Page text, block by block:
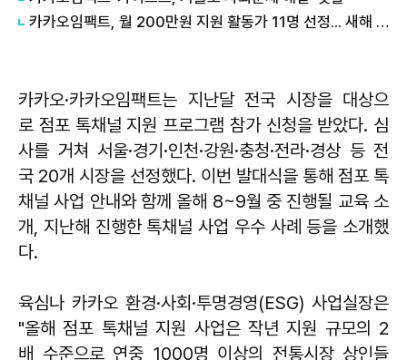
카카오임팩트, 월 200만원 지원 활동가 11명 선정... 새해 사회공헌 첫발
카카오·카카오임팩트는 지난달 전국 시장을 대상으
로 점포 톡채널 지원 프로그램 참가 신청을 받았다. 심
사를 거쳐 서울·경기·인천·강원·충청·전라·경상 등 전
국 20개 시장을 선정했다. 이번 발대식을 통해 점포 톡
채널 사업 안내와 함께 올해 8~9월 중 진행될 교육 소
개, 지난해 진행한 톡채널 사업 우수 사례 등을 소개했
다.
육심나 카카오 환경·사회·투명경영(ESG) 사업실장은
"올해 점포 톡채널 지원 사업은 작년 지원 규모의 2
배 수준으로 연중 1000명 이상의 전통시장 상인들